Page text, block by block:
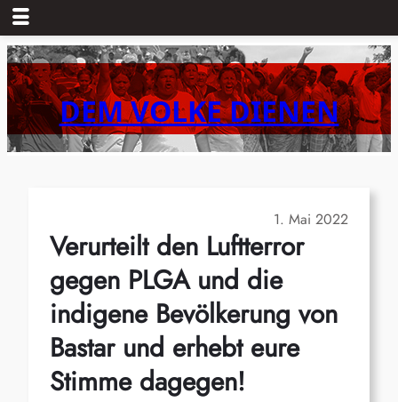
Zum
Inhalt
springenDEM VOLKE DIENEN
1. Mai 2022
Verurteilt den Luftterror
gegen PLGA und die
indigene Bevölkerung von
Bastar und erhebt eure
Stimme dagegen!